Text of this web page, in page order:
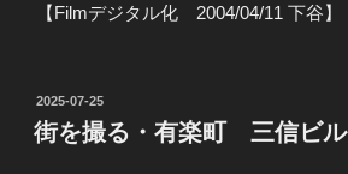
【Filmデジタル化 2004/04/11 下谷】
投
稿
日:
2025-07-25
街を撮る・有楽町 三信ビル